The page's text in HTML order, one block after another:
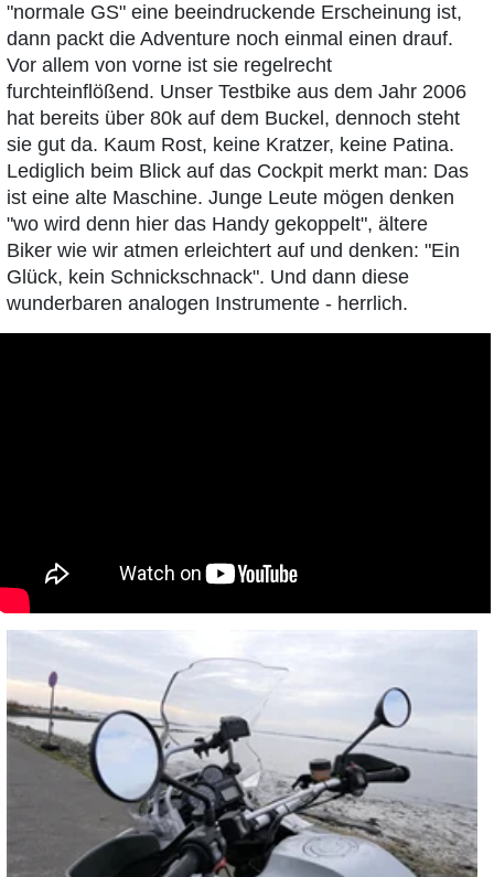
"normale GS" eine beeindruckende Erscheinung ist,
dann packt die Adventure noch einmal einen drauf.
Vor allem von vorne ist sie regelrecht
furchteinflößend. Unser Testbike aus dem Jahr 2006
hat bereits über 80k auf dem Buckel, dennoch steht
sie gut da. Kaum Rost, keine Kratzer, keine Patina.
Lediglich beim Blick auf das Cockpit merkt man: Das
ist eine alte Maschine. Junge Leute mögen denken
"wo wird denn hier das Handy gekoppelt", ältere
Biker wie wir atmen erleichtert auf und denken: "Ein
Glück, kein Schnickschnack". Und dann diese
wunderbaren analogen Instrumente - herrlich.